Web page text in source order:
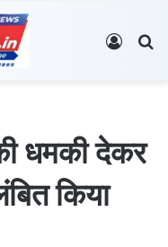
Log In
धमकी देकर
किया